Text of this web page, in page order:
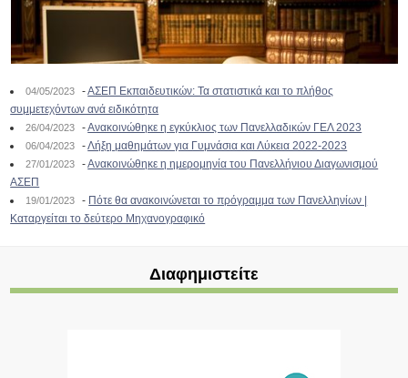
04/05/2023 -ΑΣΕΠ Εκπαιδευτικών: Τα στατιστικά και το πλήθος
συμμετεχόντων ανά ειδικότητα
26/04/2023 -Ανακοινώθηκε η εγκύκλιος των Πανελλαδικών ΓΕΛ 2023
06/04/2023 -Λήξη μαθημάτων για Γυμνάσια και Λύκεια 2022-2023
27/01/2023 -Ανακοινώθηκε η ημερομηνία του Πανελλήνιου Διαγωνισμού
ΑΣΕΠ
19/01/2023 - Πότε θα ανακοινώνεται το πρόγραμμα των Πανελληνίων |
Καταργείται το δεύτερο Μηχανογραφικό
Διαφημιστείτε